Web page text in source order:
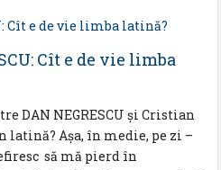
Cît e de vie limba
DAN NEGRESCU și Cristian
Așa, în medie, pe zi –
să mă pierd în